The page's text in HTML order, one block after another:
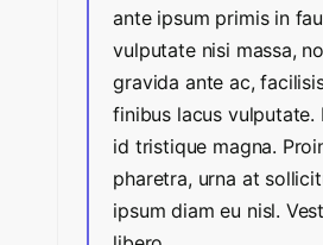
ante ipsum primis in
vulputate nisi massa,
gravida ante ac,
finibus lacus
id tristique magna.
pharetra, urna at
ipsum diam eu nisl.